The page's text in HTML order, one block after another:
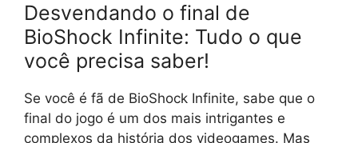
Desvendando o final de
BioShock Infinite: Tudo o que
você precisa saber!
Se você é fã de BioShock Infinite, sabe que o
final do jogo é um dos mais intrigantes e
complexos da história dos videogames. Mas